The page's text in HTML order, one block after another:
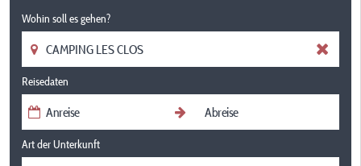
Wohin soll es gehen?
Reisedaten
Art der Unterkunft